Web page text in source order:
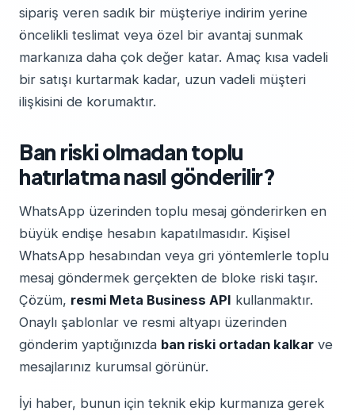
sipariş veren sadık bir müşteriye indirim yerine
öncelikli teslimat veya özel bir avantaj sunmak
markanıza daha çok değer katar. Amaç kısa vadeli
bir satışı kurtarmak kadar, uzun vadeli müşteri
ilişkisini de korumaktır.
Ban riski olmadan toplu
hatırlatma nasıl gönderilir?
WhatsApp üzerinden toplu mesaj gönderirken en
büyük endişe hesabın kapatılmasıdır. Kişisel
WhatsApp hesabından veya gri yöntemlerle toplu
mesaj göndermek gerçekten de bloke riski taşır.
Çözüm, resmi Meta Business API kullanmaktır.
Onaylı şablonlar ve resmi altyapı üzerinden
gönderim yaptığınızda ban riski ortadan kalkar ve
mesajlarınız kurumsal görünür.
İyi haber, bunun için teknik ekip kurmanıza gerek